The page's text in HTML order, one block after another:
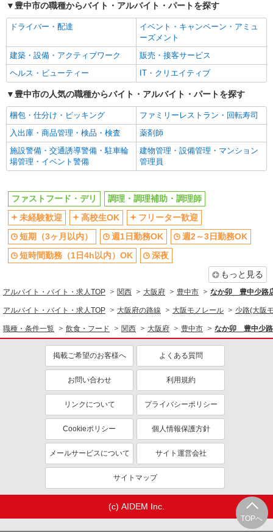
週1日勤務OK
週2～3日勤務OK
短時間勤務（1日4h以内）OK
深夜
車通勤OK
バイク通勤OK
扶養内勤務OK
交通費支給
社会保険あり
まかない・食事補助
社員登用あり
同じ職種から求人を探す
飲食・フード
ファストフード・デリ
調理・調理補助・調理師
未経験歓迎
高校生OK
短期（3ヶ月以内）
週1日勤務OK
週2～3日勤務OK
短時間勤務（1日4h以内）OK
深夜
車通勤OK
社会保険あり
まかない・食事補助
社員登用あり
豊中市の職種からバイト・アルバイト・パートを探す
ドライバー・配達
イベント・キャンペーン・アミュ
ーズメント
建築・設備・アクティブワーク
販売・接客サービス
ヘルス・ビューティー
IT・クリエイティブ
豊中市の人気の職種からバイト・アルバイト・パートを探す
梱包・仕分け・ピッキング
ファミリーレストラン・回転寿司
入出庫・商品管理・検品・検査
薬剤師
施設警備・交通誘導警備・駐車輪
場管理・イベント警備
建物管理・設備管理・マンション
管理員
TOPへ
ファストフード・デリ
調理・調理補助・調理師
未経験歓迎
高校生OK
フリーター歓迎
短期（3ヶ月以内）
週1日勤務OK
週2～3日勤務OK
短時間勤務（1日4h以内）OK
深夜
もっと見る
アルバイト・バイト・求人TOP 関西 大阪府 豊中市 なか卯 豊中少路
アルバイト・バイト・求人TOP 大阪府の路線 大阪モノレール 少路(大阪
職種・条件一覧 飲食・フード 関西 大阪府 豊中市 なか卯 豊中少路
掲載ご希望のお客様へ よくある質問
お問い合わせ 利用規約
リンクについて プライバシーポリシー
Cookieポリシー 個人情報保護方針
メールサービスについて サイト運営会社
サイトマップ
(c) AIDEM Inc.